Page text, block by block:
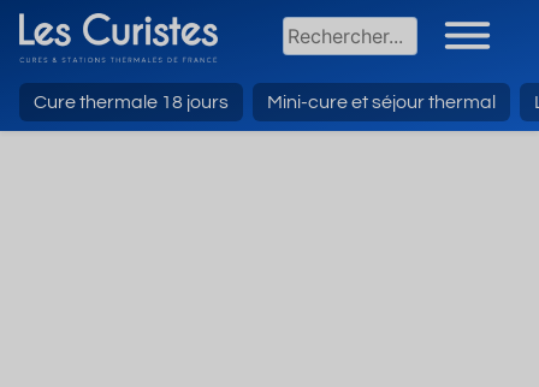
Cure thermale 18 jours Mini-cure et séjour thermal